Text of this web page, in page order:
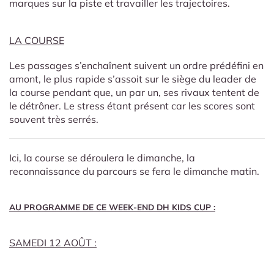
marques sur la piste et travailler les trajectoires.
LA COURSE
Les passages s’enchaînent suivent un ordre prédéfini en
amont, le plus rapide s’assoit sur le siège du leader de
la course pendant que, un par un, ses rivaux tentent de
le détrôner. Le stress étant présent car les scores sont
souvent très serrés.
Ici, la course se déroulera le dimanche, la
reconnaissance du parcours se fera le dimanche matin.
AU PROGRAMME DE CE WEEK-END DH KIDS CUP :
SAMEDI 12 AOÛT :